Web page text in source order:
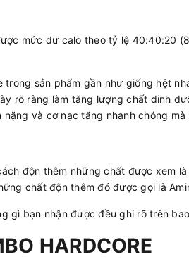
mức dư calo theo tỷ lệ 40:40:20
sản phẩm gần như giống hệt
rõ ràng làm tăng lượng chất dinh
và cơ nạc tăng nhanh chóng
độn thêm những chất được xem
chất độn thêm đó được gọi là
gì bạn nhận được đều ghi rõ trên
HARDCORE